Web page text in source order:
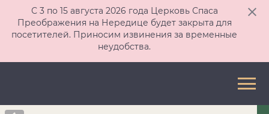
С 3 по 15 августа 2026 года Церковь Спаса
Преображения на Нередице будет закрыта для
посетителей. Приносим извинения за временные
неудобства.